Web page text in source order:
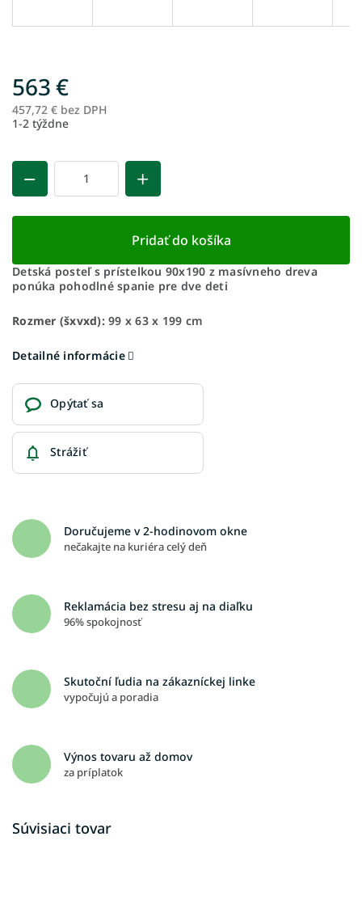
563 €
457,72 € bez DPH
1-2 týždne
Pridať do košíka
Detská posteľ s prístelkou 90x190 z masívneho dreva
ponúka pohodlné spanie pre dve deti
Rozmer (šxvxd): 99 x 63 x 199 cm
Detailné informácie
Opýtať sa
Strážiť
Doručujeme v 2-hodinovom okne
nečakajte na kuriéra celý deň
Reklamácia bez stresu aj na diaľku
96% spokojnosť
Skutoční ľudia na zákazníckej linke
vypočujú a poradia
Výnos tovaru až domov
za príplatok
Súvisiaci tovar